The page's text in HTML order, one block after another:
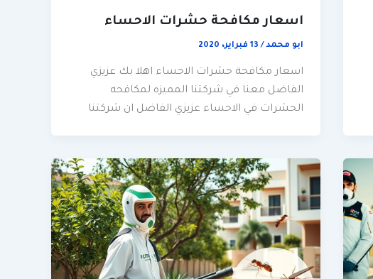
اسعار مكافحة حشرات الاحساء
ابو محمد/ 13 فبراير، 2020
اسعار مكافحة حشرات الاحساء اهلا بك عزيزي
الفاضل معنا في شركتنا المميزه لمكافحه
الحشرات في الاحساء عزيزي الفاضل ان شركتنا